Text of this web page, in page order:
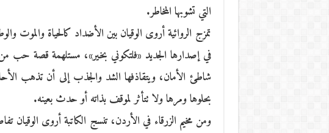
التي تشوبها المخاطر.
تمزج الروائية أروى الوقيان بين الأضداد كالحياة والموت
في إصدارها الجديد «فلتكوني بخير»، مستلهمة قصة حب من
شاطئ الأمان، ويتقاذفها الشد والجذب إلى أن تذهب
بحلوها ومرها ولا تتأثر لموقف بذاته أو حدث بعينه.
ومن مخيم الزرقاء في الأردن، تنسج الكاتبة أروى الوقيان